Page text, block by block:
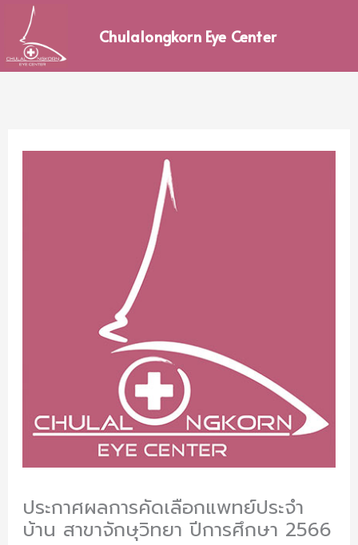
content
Chulalongkorn Eye Center
ประกาศผลการคัดเลือกแพทย์ประจำ
บ้าน สาขาจักษุวิทยา ปีการศึกษา 2566